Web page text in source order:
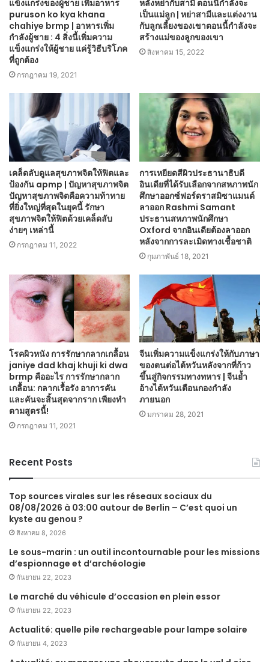
แข็งแกร่งของผู้ชาย เพิ่มอาหาร
puruson ko kya khana
chahiye brmp | อาหารเพิ่ม
กำลังผู้ชาย : 4 สิ่งนี้เพิ่มความ
แข็งแกร่งให้ผู้ชาย แค่รู้วิธีบริโภค
ที่ถูกต้อง
กรกฎาคม 19, 2021
หลังหย่ากับสามี ตอนนี้กำลังจะ
เป็นแม่ลูก | หย่าสามีและแต่งงาน
กับลูกเลี้ยงของเขาตอนนี้กำลังจะ
สร้างแม่ของลูกของเขา
สิงหาคม 15, 2022
เคล็ดลับดูแลสุขภาพจิตให้ฟิตและ
ป้องกัน apmp | ปัญหาสุขภาพจิต
ปัญหาสุขภาพจิตคือความท้าทาย
ที่ยิ่งใหญ่ที่สุดในยุคนี้ รักษา
สุขภาพจิตให้ฟิตด้วยเคล็ดลับ
ง่ายๆ เหล่านี้
กรกฎาคม 11, 2022
การเหยียดสีผิวประธานาธิบดี
อินเดียที่ได้รับเลือกจากสหภาพนัก
ศึกษาออกซ์ฟอร์ดราสมิซาแมนต์
ลาออก Rashmi Samant
ประธานสหภาพนักศึกษา
Oxford จากอินเดียต้องลาออก
หลังจากการละเมิดทางเชื้อชาติ
กุมภาพันธ์ 18, 2021
โรคผิวหนัง การรักษากลากเกลื้อน
janiye dad khaj khuji ki dwa
brmp คืออะไร การรักษากลาก
เกลื้อน: กลากเรื้อรัง อาการคัน
และคันจะสิ้นสุดจากราก เพียงทำ
ตามสูตรนี้!
กรกฎาคม 11, 2021
จีนเพิ่มความแข็งแกร่งให้กับภาษา
ของตนต่อไต้หวันหลังจากที่ก้าว
ขึ้นสู่กิจกรรมทางทหาร | จีนย้ำ
อ้างไต้หวันเตือนกองกำลัง
ภายนอก
มกราคม 28, 2021
Recent Posts
Top sources virales sur les réseaux sociaux du
08/08/2026 à 03:00 autour de Berlin – C’est quoi un
kyste au genou ?
สิงหาคม 8, 2026
Le sous-marin : un outil incontournable pour les missions
d’espionnage et d’archéologie
กันยายน 22, 2023
Le marché du véhicule d’occasion en plein essor
กันยายน 22, 2023
Actualité: quelle pile rechargeable pour lampe solaire
กันยายน 4, 2023